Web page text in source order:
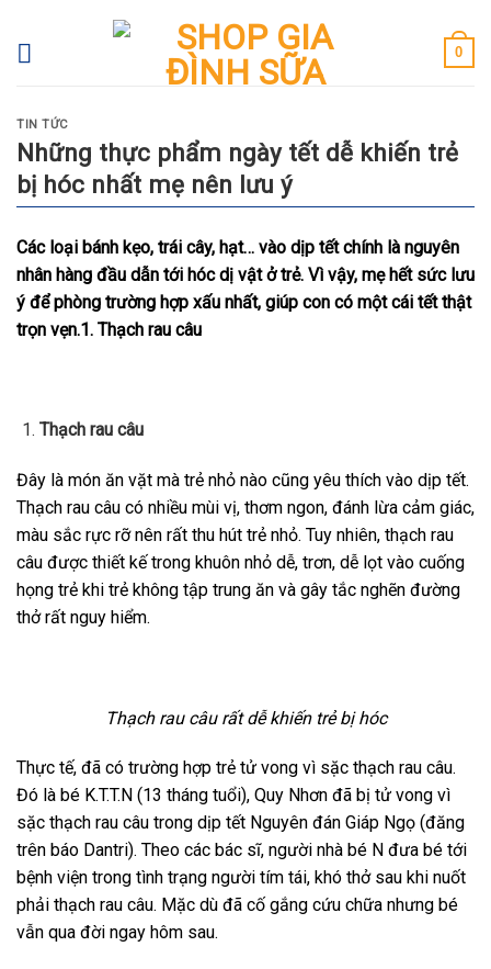
content
0
TIN TỨC
Những thực phẩm ngày tết dễ khiến trẻ
bị hóc nhất mẹ nên lưu ý
Các loại bánh kẹo, trái cây, hạt… vào dịp tết chính là nguyên
nhân hàng đầu dẫn tới hóc dị vật ở trẻ. Vì vậy, mẹ hết sức lưu
ý để phòng trường hợp xấu nhất, giúp con có một cái tết thật
trọn vẹn.1. Thạch rau câu
Thạch rau câu
Đây là món ăn vặt mà trẻ nhỏ nào cũng yêu thích vào dịp tết.
Thạch rau câu có nhiều mùi vị, thơm ngon, đánh lừa cảm giác,
màu sắc rực rỡ nên rất thu hút trẻ nhỏ. Tuy nhiên, thạch rau
câu được thiết kế trong khuôn nhỏ dễ, trơn, dễ lọt vào cuống
họng trẻ khi trẻ không tập trung ăn và gây tắc nghẽn đường
thở rất nguy hiểm.
Thạch rau câu rất dễ khiến trẻ bị hóc
Thực tế, đã có trường hợp trẻ tử vong vì sặc thạch rau câu.
Đó là bé K.T.T.N (13 tháng tuổi), Quy Nhơn đã bị tử vong vì
sặc thạch rau câu trong dịp tết Nguyên đán Giáp Ngọ (đăng
trên báo Dantri). Theo các bác sĩ, người nhà bé N đưa bé tới
bệnh viện trong tình trạng người tím tái, khó thở sau khi nuốt
phải thạch rau câu. Mặc dù đã cố gắng cứu chữa nhưng bé
vẫn qua đời ngay hôm sau.